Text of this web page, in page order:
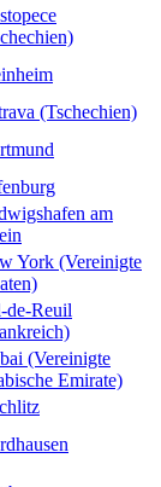
(Tschechien)
am
York (Vereinigte
de-Reuil
(Vereinigte
Emirate)